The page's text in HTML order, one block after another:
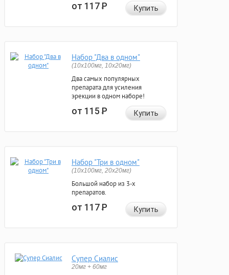
от 117Р Купить
Набор "Два в одном"
(10x100мг, 10x20мг)
Два самых популярных
препарата для усиления
эрекции в одном наборе!
от 115Р Купить
Набор "Три в одном"
(10x100мг, 20x20мг)
Большой набор из 3-х
препаратов.
от 117Р Купить
Супер Сиалис
20мг + 60мг